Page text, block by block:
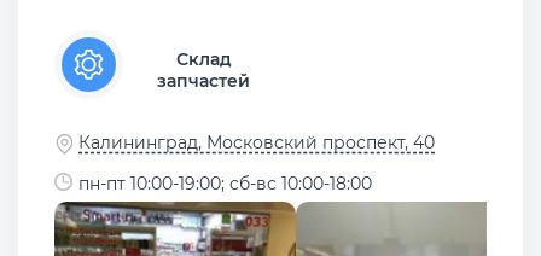
Склад
запчастей
Калининград, Московский проспект, 40
пн-пт 10:00-19:00; сб-вс 10:00-18:00